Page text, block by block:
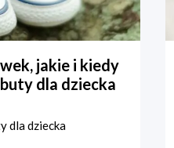
jakie i kiedy
dla dziecka
dla dziecka